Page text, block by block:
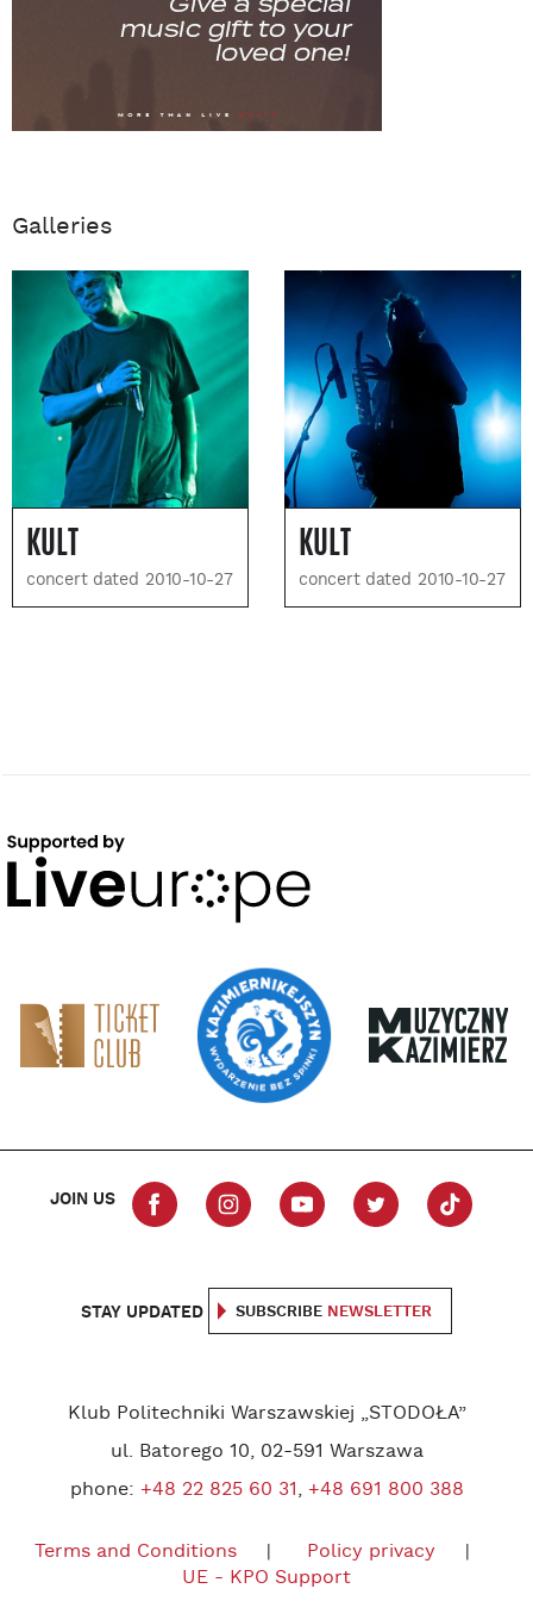
Galleries
KULT
concert dated 2010-10-27
KULT
concert dated 2010-10-27
JOIN US
STAY UPDATED SUBSCRIBE NEWSLETTER
Klub Politechniki Warszawskiej „STODOŁA”
ul. Batorego 10, 02-591 Warszawa
phone: +48 22 825 60 31, +48 691 800 388
Terms and Conditions
Policy privacy
UE - KPO Support